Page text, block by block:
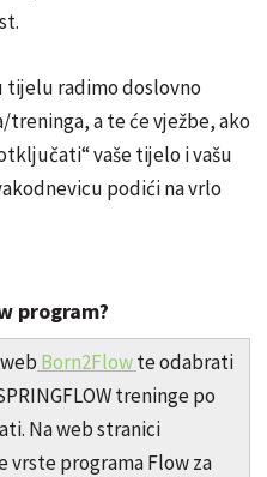
tijelu radimo doslovno
a te će vježbe, ako
vaše tijelo i vašu
podići na vrlo
program?
Born2Flowte odabrati
treninge po
Na web stranici
vrste programa Flow za